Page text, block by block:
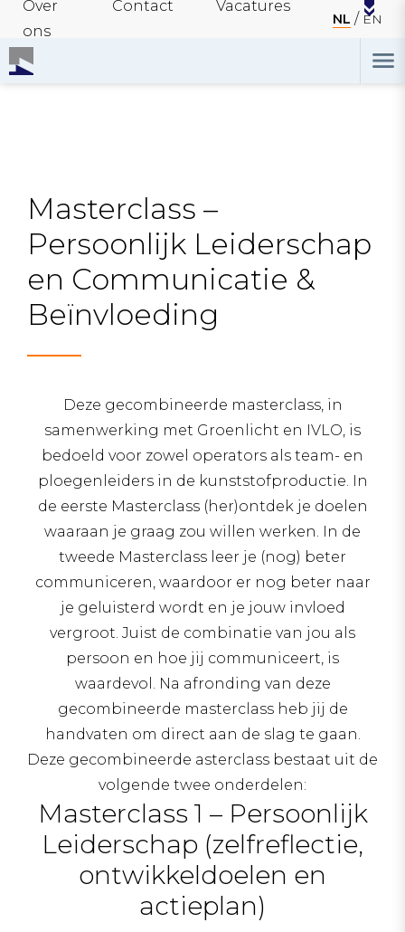
Over
ons
Contact Vacatures
NL EN
Masterclass –
Persoonlijk Leiderschap
en Communicatie &
Beïnvloeding
Deze gecombineerde masterclass, in
samenwerking met Groenlicht en IVLO, is
bedoeld voor zowel operators als team- en
ploegenleiders in de kunststofproductie. In
de eerste Masterclass (her)ontdek je doelen
waaraan je graag zou willen werken. In de
tweede Masterclass leer je (nog) beter
communiceren, waardoor er nog beter naar
je geluisterd wordt en je jouw invloed
vergroot. Juist de combinatie van jou als
persoon en hoe jij communiceert, is
waardevol. Na afronding van deze
gecombineerde masterclass heb jij de
handvaten om direct aan de slag te gaan.
Deze gecombineerde asterclass bestaat uit de
volgende twee onderdelen:
Masterclass 1 – Persoonlijk
Leiderschap (zelfreflectie,
ontwikkeldoelen en
actieplan)